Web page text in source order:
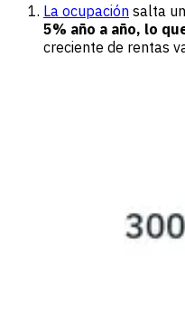
La ocupación salta un
5% año a año, lo
creciente de rentas